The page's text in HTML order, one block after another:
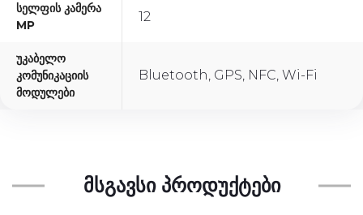
Სელფის Კამერა
MP
12
Უკაბელო
Კომუნიკაციის
Მოდულები
Bluetooth, GPS, NFC, Wi-Fi
ᲛᲡᲒᲐᲕᲡᲘ ᲞᲠᲝᲓᲣᲥᲢᲔᲑᲘ